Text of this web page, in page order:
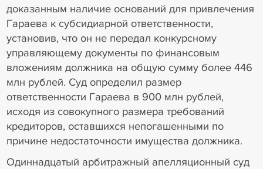
доказанным наличие оснований для привлечения
Гараева к субсидиарной ответственности,
установив, что он не передал конкурсному
управляющему документы по финансовым
вложениям должника на общую сумму более 446
млн рублей. Суд определил размер
ответственности Гараева в 900 млн рублей,
исходя из совокупного размера требований
кредиторов, оставшихся непогашенными по
причине недостаточности имущества должника.
Одиннадцатый арбитражный апелляционный суд